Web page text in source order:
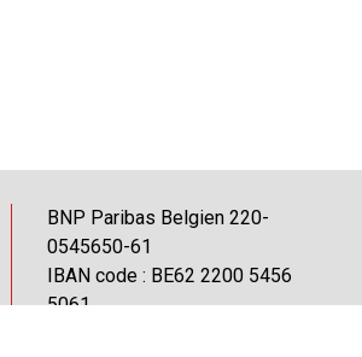
BNP Paribas Belgien 220-
0545650-61
IBAN code : BE62 2200 5456
5061